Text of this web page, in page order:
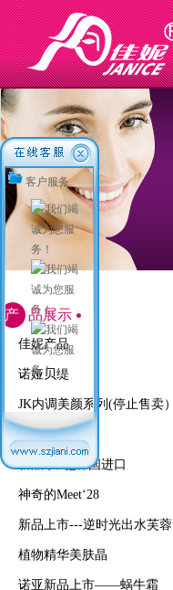
客户服务
产 品展示
佳妮产品
诺娅贝缇
JK内调美颜系列(停止售卖）
其他品牌
新品系列_韩国进口
神奇的Meet‘28
新品上市---逆时光出水芙蓉
植物精华美肤晶
诺亚新品上市——蜗牛霜